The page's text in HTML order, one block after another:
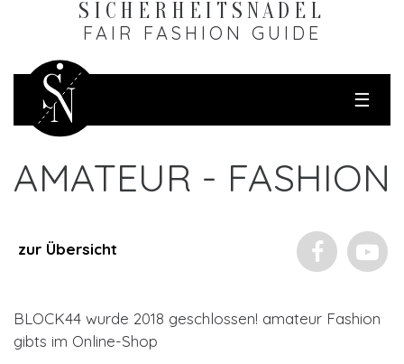
SICHERHEITS­NADEL
FAIR FASHION GUIDE
☰
AMATEUR - FASHION
zur Übersicht
BLOCK44 wurde 2018 geschlossen! amateur Fashion
gibts im Online-Shop